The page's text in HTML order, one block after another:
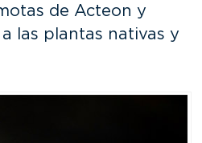
de Acteon y
las plantas nativas y